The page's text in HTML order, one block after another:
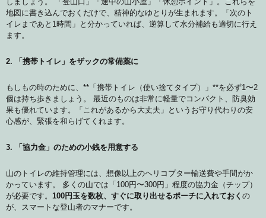
地図に書き込んでおくだけで、精神的なゆとりが生まれます。「次のト
イレまであと1時間」と分かっていれば、逆算して水分補給も適切に行え
ます。
2. 「携帯トイレ」をザックの常備薬に
もしもの時のために、**「携帯トイレ（使い捨てタイプ）」**を必ず1〜2
個は持ち歩きましょう。 最近のものは非常に軽量でコンパクト、防臭効
果も優れています。「これがあるから大丈夫」というお守り代わりの安
心感が、緊張を和らげてくれます。
3. 「協力金」のための小銭を用意する
山のトイレの維持管理には、想像以上のヘリコプター輸送費や手間がか
かっています。 多くの山では「100円〜300円」程度の協力金（チップ）
が必要です。 100円玉を数枚、すぐに取り出せるポーチに入れておく の
が、スマートな登山者のマナーです。